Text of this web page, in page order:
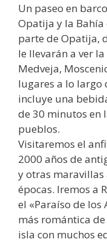
Un paseo en
Opatija y la Bahía
parte de Opatija,
le llevarán a ver
Medveja,
lugares a lo largo
incluye una
de 30 minutos en
pueblos.
Visitaremos el
2000 años de
y otras
épocas. Iremos a
el «Paraíso de los
más romántica
isla con muchos